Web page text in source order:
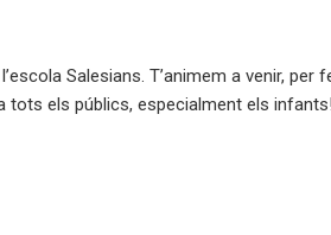
Salesians. T’animem a venir, per
tots els públics, especialment els